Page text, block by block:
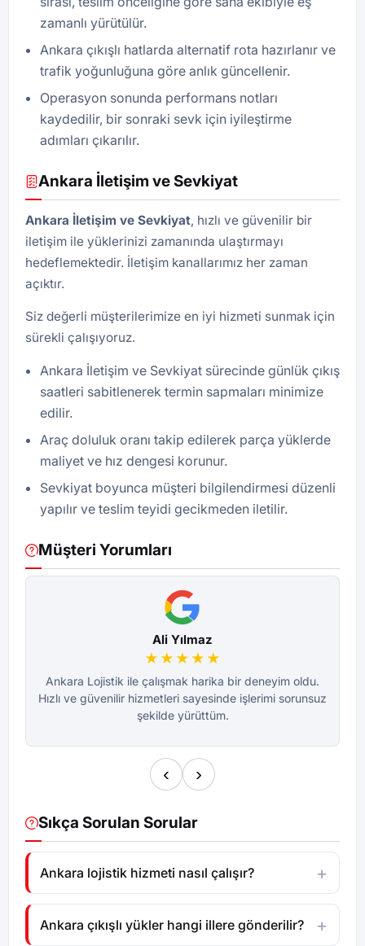
zamanlı yürütülür.
Ankara çıkışlı hatlarda alternatif rota hazırlanır ve
trafik yoğunluğuna göre anlık güncellenir.
Operasyon sonunda performans notları
kaydedilir, bir sonraki sevk için iyileştirme
adımları çıkarılır.
Ankara İletişim ve Sevkiyat
Ankara İletişim ve Sevkiyat, hızlı ve güvenilir bir
iletişim ile yüklerinizi zamanında ulaştırmayı
hedeflemektedir. İletişim kanallarımız her zaman
açıktır.
Siz değerli müşterilerimize en iyi hizmeti sunmak için
sürekli çalışıyoruz.
Ankara İletişim ve Sevkiyat sürecinde günlük çıkış
saatleri sabitlenerek termin sapmaları minimize
edilir.
Araç doluluk oranı takip edilerek parça yüklerde
maliyet ve hız dengesi korunur.
Sevkiyat boyunca müşteri bilgilendirmesi düzenli
yapılır ve teslim teyidi gecikmeden iletilir.
Müşteri Yorumları
Ali Yılmaz
★★★★★
Ankara Lojistik ile çalışmak harika bir deneyim oldu.
Hızlı ve güvenilir hizmetleri sayesinde işlerimi sorunsuz
şekilde yürüttüm.
‹ ›
Sıkça Sorulan Sorular
Ankara lojistik hizmeti nasıl çalışır?
Ankara çıkışlı yükler hangi illere gönderilir?